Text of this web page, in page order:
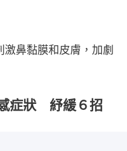
鼻黏膜和皮膚，加劇
症狀 紓緩６招